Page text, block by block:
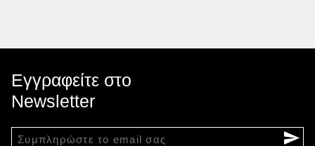
Εγγραφείτε στο
Newsletter